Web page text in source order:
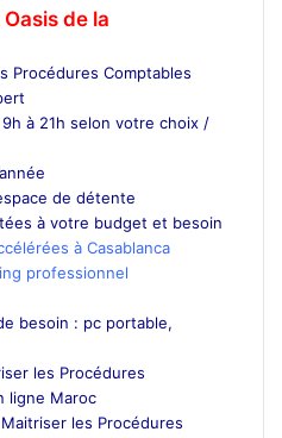
Oasis de la
Procédures Comptables
à 21h selon votre choix /
de détente
à votre budget et besoin
à Casablanca
professionnel
besoin : pc portable,
les Procédures
ligne Maroc
les Procédures